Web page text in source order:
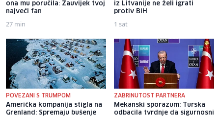
ona mu poručila: Zauvijek tvoj
najveći fan
27 min
iz Litvanije ne želi igrati
protiv BiH
1 sat
POVEZANI S TRUMPOM
Američka kompanija stigla na
Grenland: Spremaju bušenje
ZABRINUTOST PARTNERA
Mekanski sporazum: Turska
odbacila tvrdnje da sigurnosni